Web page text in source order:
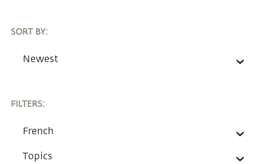
FILTERS:
French
Topics
SORT BY:
Newest